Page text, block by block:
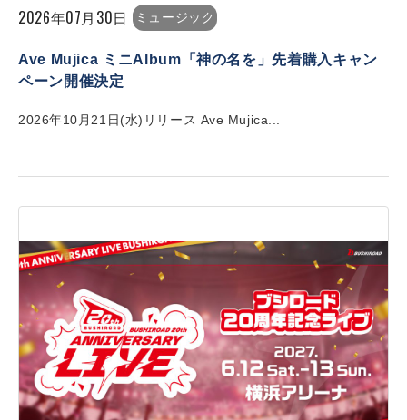
2026年07月30日 ミュージック
Ave Mujica ミニAlbum「神の名を」先着購入キャン
ペーン開催決定
2026年10月21日(水)リリース Ave Mujica...